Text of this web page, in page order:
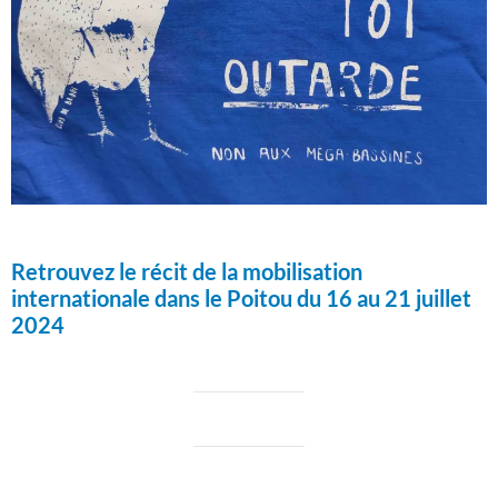
Retrouvez le récit de la mobilisation
internationale dans le Poitou du 16 au 21 juillet
2024